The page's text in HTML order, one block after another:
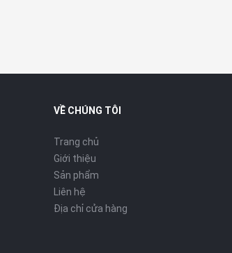
VỀ CHÚNG TÔI
Trang chủ
Giới thiệu
Sản phẩm
Liên hệ
Địa chỉ cửa hàng